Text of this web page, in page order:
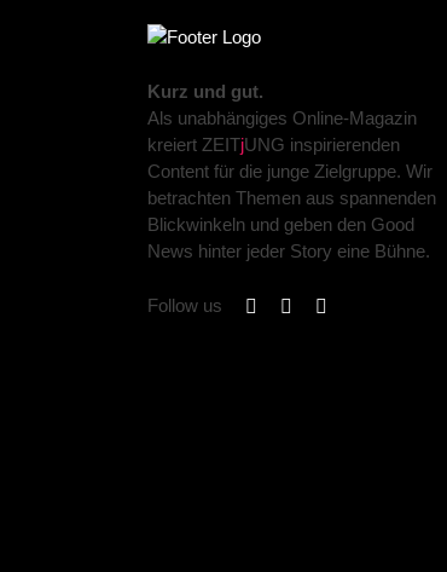
Kurz und gut.
Als unabhängiges Online-Magazin
kreiert ZEITjUNG inspirierenden
Content für die junge Zielgruppe. Wir
betrachten Themen aus spannenden
Blickwinkeln und geben den Good
News hinter jeder Story eine Bühne.
Follow us